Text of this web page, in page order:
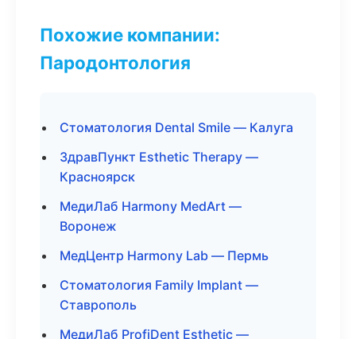
Похожие компании:
Пародонтология
Стоматология Dental Smile — Калуга
ЗдравПункт Esthetic Therapy —
Красноярск
МедиЛаб Harmony MedArt —
Воронеж
МедЦентр Harmony Lab — Пермь
Стоматология Family Implant —
Ставрополь
МедиЛаб ProfiDent Esthetic —